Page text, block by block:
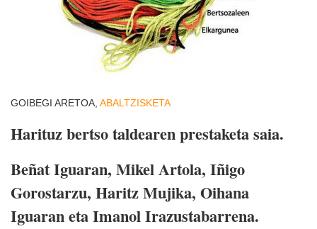
GOIBEGI ARETOA, ABALTZISKETA
Harituz bertso taldearen prestaketa saia.
Beñat Iguaran, Mikel Artola, Iñigo
Gorostarzu, Haritz Mujika, Oihana
Iguaran eta Imanol Irazustabarrena.